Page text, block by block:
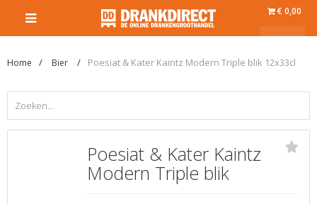
€ 0,00
Home Bier Poesiat & Kater Kaintz Modern Triple blik 12x33cl
Poesiat & Kater Kaintz
Modern Triple blik